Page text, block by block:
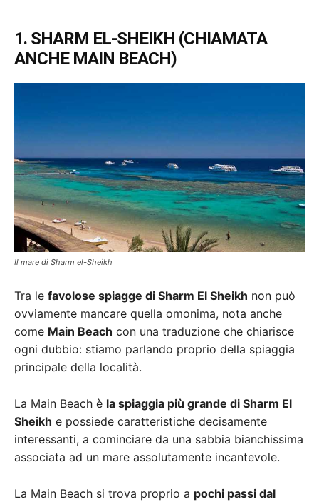
1. SHARM EL-SHEIKH (CHIAMATA
ANCHE MAIN BEACH)
Il mare di Sharm el-Sheikh
Tra le favolose spiagge di Sharm El Sheikh non può
ovviamente mancare quella omonima, nota anche
come Main Beach con una traduzione che chiarisce
ogni dubbio: stiamo parlando proprio della spiaggia
principale della località.
La Main Beach è la spiaggia più grande di Sharm El
Sheikh e possiede caratteristiche decisamente
interessanti, a cominciare da una sabbia bianchissima
associata ad un mare assolutamente incantevole.
La Main Beach si trova proprio a pochi passi dal